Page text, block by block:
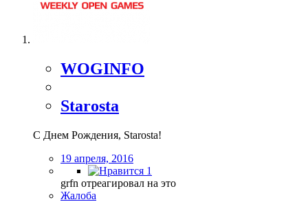
WOGINFO
Starosta
С Днем Рождения, Starosta!
19 апреля, 2016
1
grfn отреагировал на это
Жалоба